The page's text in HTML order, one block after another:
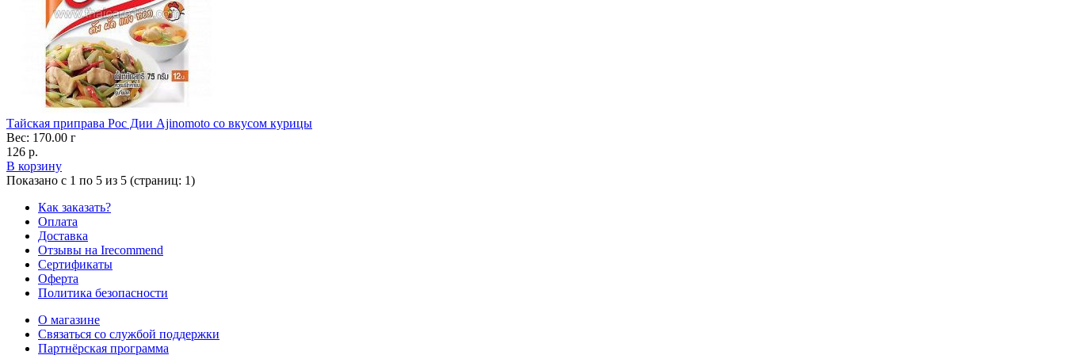
Тайская приправа Рос Дии Ajinomoto со вкусом курицы
Вес: 170.00 г
126 р.
В корзину
Показано с 1 по 5 из 5 (страниц: 1)
Как заказать?
Оплата
Доставка
Отзывы на Irecommend
Сертификаты
Оферта
Политика безопасности
О магазине
Связаться со службой поддержки
Партнёрская программа